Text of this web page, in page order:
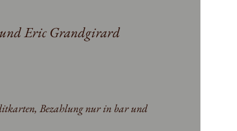
Eric Grandgirard
Bezahlung nur in bar und